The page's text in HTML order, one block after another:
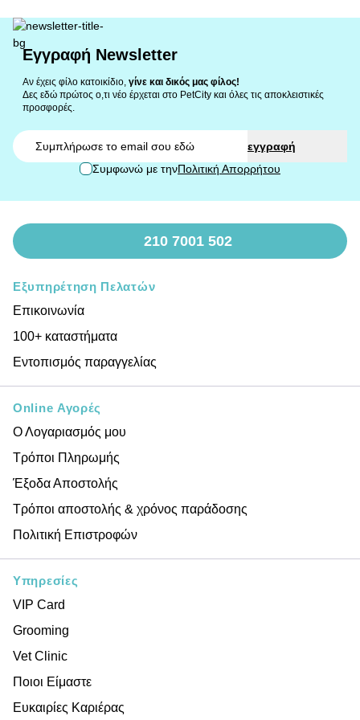
Εγγραφή Newsletter
Αν έχεις φίλο κατοικίδιο, γίνε και δικός μας φίλος!
Δες εδώ πρώτος ο,τι νέο έρχεται στο PetCity και όλες τις αποκλειστικές
προσφορές.
εγγραφή
Συμφωνώ με τηνΠολιτική Απορρήτου
210 7001 502
Εξυπηρέτηση Πελατών
Επικοινωνία
100+ καταστήματα
Εντοπισμός παραγγελίας
Online Αγορές
Ο Λογαριασμός μου
Τρόποι Πληρωμής
Έξοδα Αποστολής
Τρόποι αποστολής & χρόνος παράδοσης
Πολιτική Επιστροφών
Υπηρεσίες
VIP Card
Grooming
Vet Clinic
Ποιοι Είμαστε
Ευκαιρίες Καριέρας